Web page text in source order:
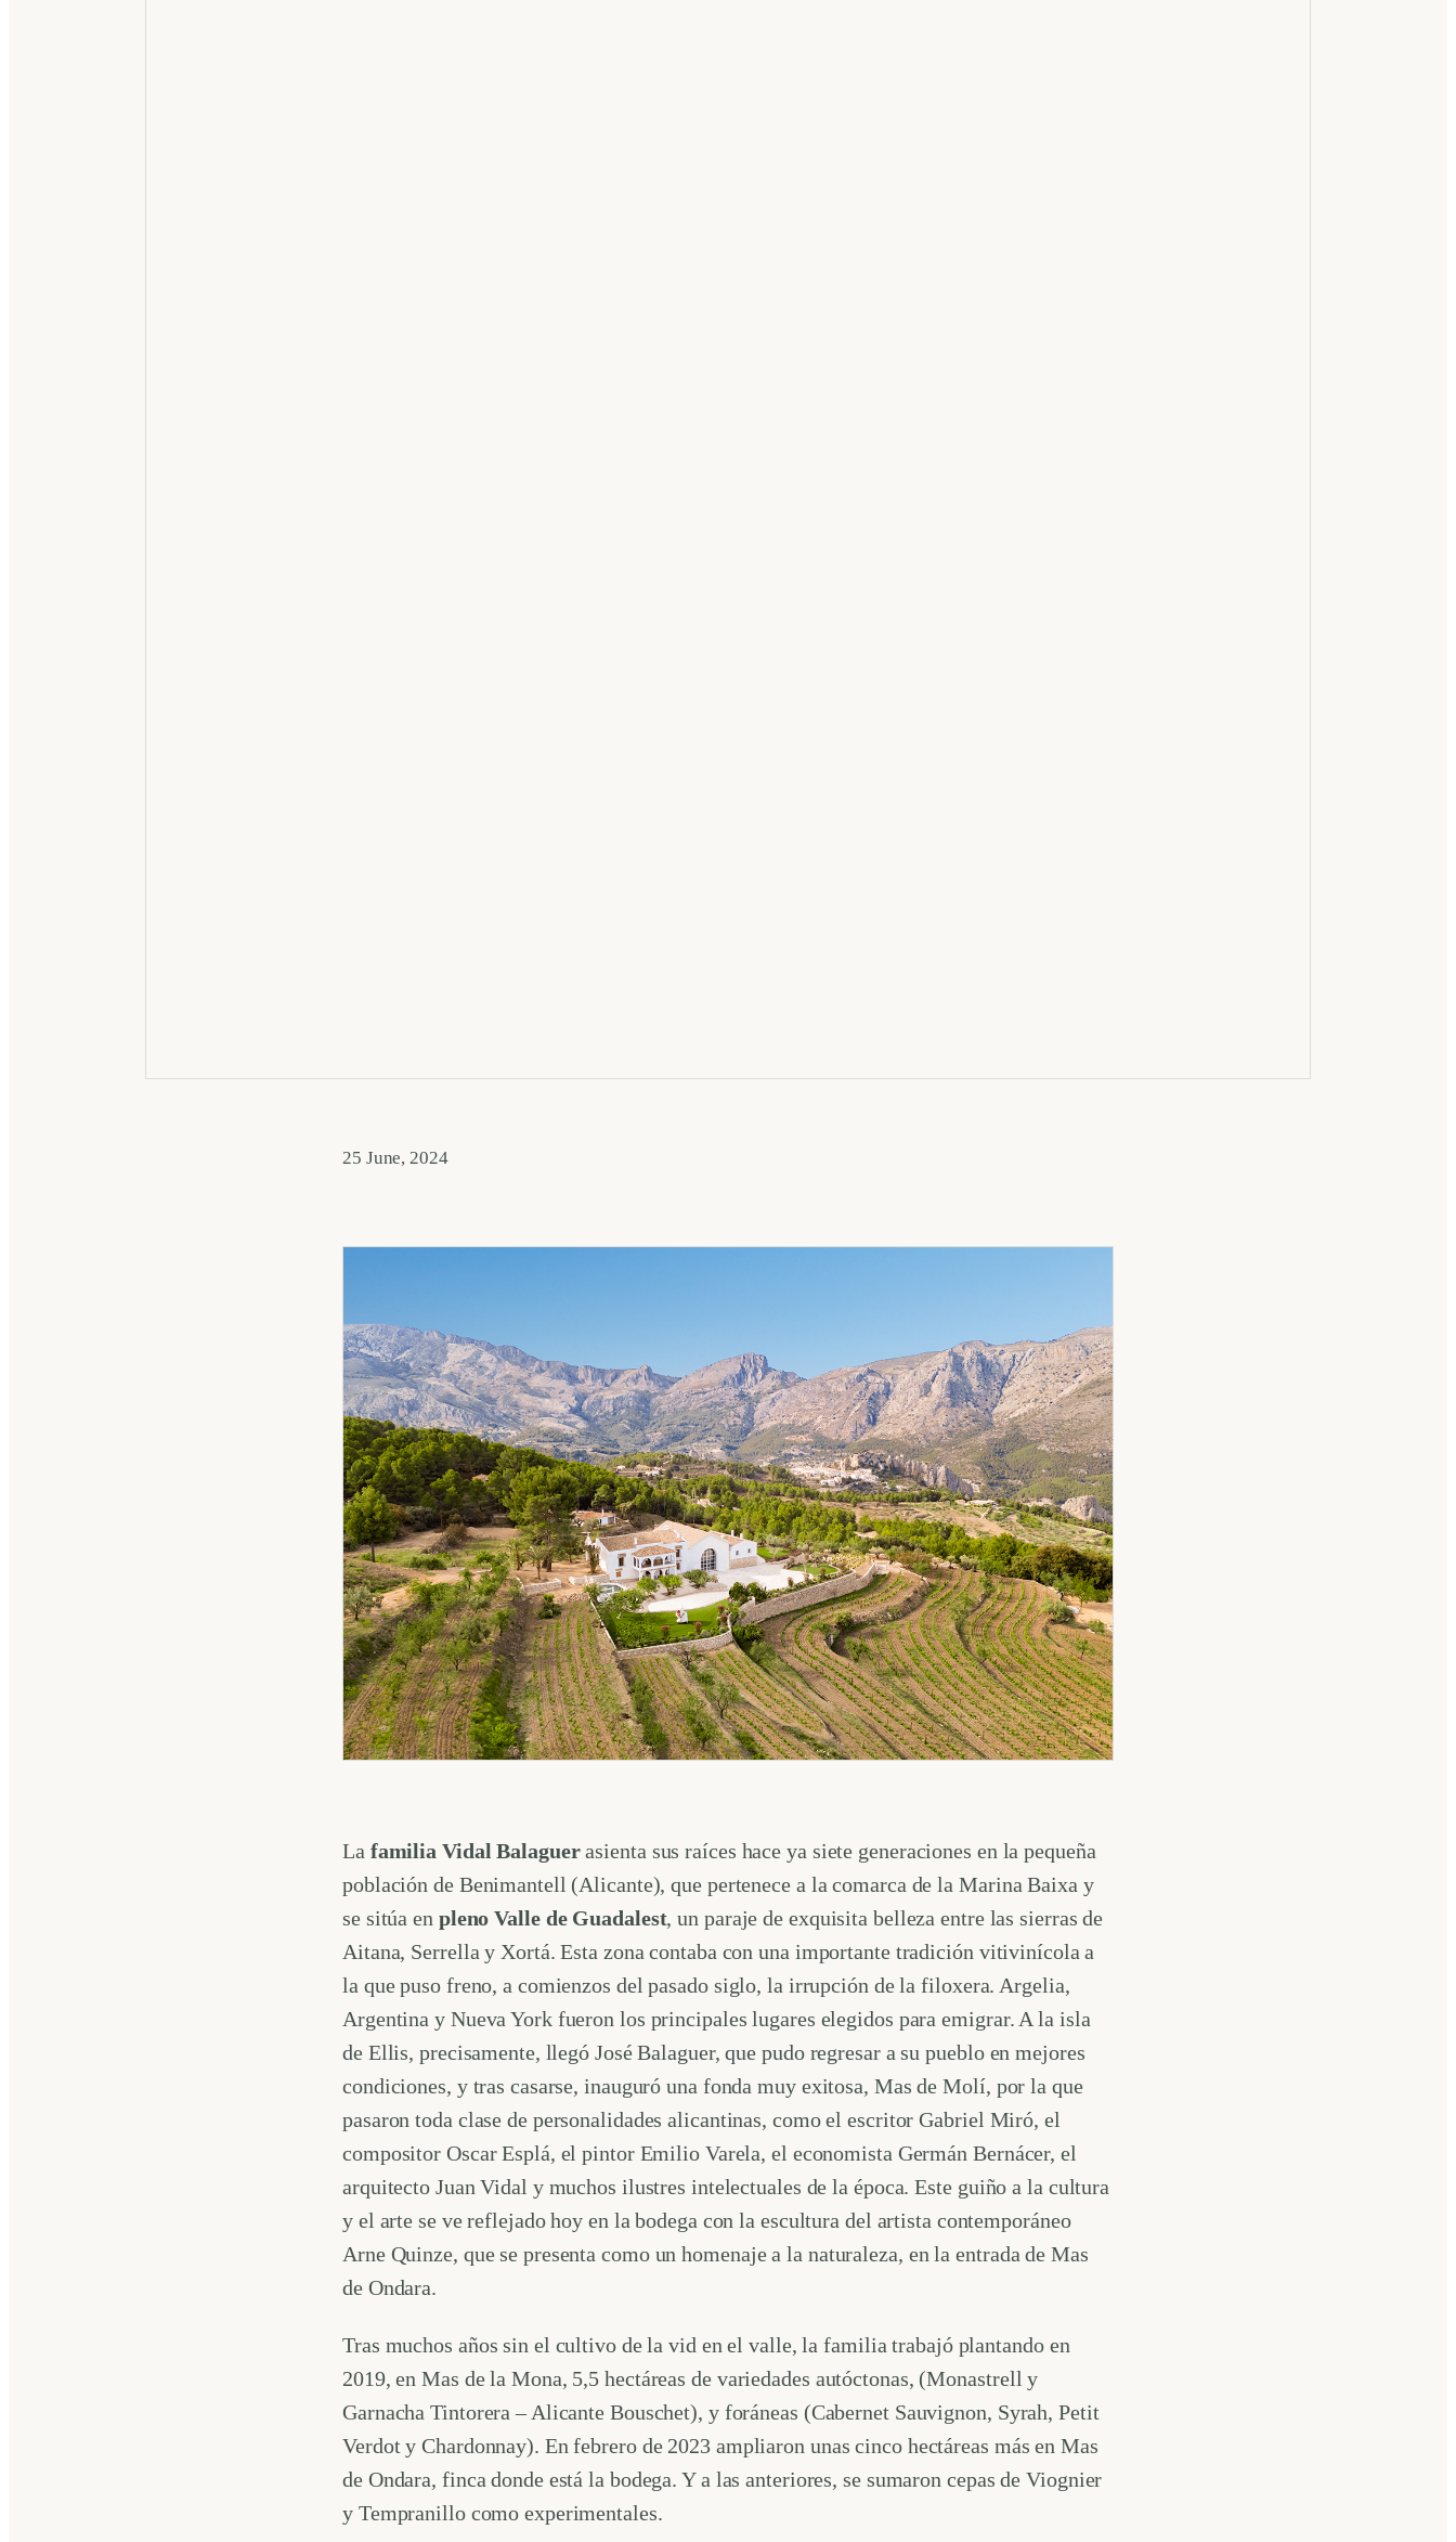
25 June, 2024
La familia Vidal Balaguerasienta sus raíces hace ya siete generaciones en la pequeña
población de Benimantell (Alicante), que pertenece a la comarca de la Marina Baixa y
se sitúa en pleno Valle de Guadalest, un paraje de exquisita belleza entre las sierras de
Aitana, Serrella y Xortá. Esta zona contaba con una importante tradición vitivinícola a
la que puso freno, a comienzos del pasado siglo, la irrupción de la filoxera. Argelia,
Argentina y Nueva York fueron los principales lugares elegidos para emigrar. A la isla
de Ellis, precisamente, llegó José Balaguer, que pudo regresar a su pueblo en mejores
condiciones, y tras casarse, inauguró una fonda muy exitosa, Mas de Molí, por la que
pasaron toda clase de personalidades alicantinas, como el escritor Gabriel Miró, el
compositor Oscar Esplá, el pintor Emilio Varela, el economista Germán Bernácer, el
arquitecto Juan Vidal y muchos ilustres intelectuales de la época. Este guiño a la cultura
y el arte se ve reflejado hoy en la bodega con la escultura del artista contemporáneo
Arne Quinze, que se presenta como un homenaje a la naturaleza, en la entrada de Mas
de Ondara.
Tras muchos años sin el cultivo de la vid en el valle, la familia trabajó plantando en
2019, en Mas de la Mona, 5,5 hectáreas de variedades autóctonas, (Monastrell y
Garnacha Tintorera – Alicante Bouschet), y foráneas (Cabernet Sauvignon, Syrah, Petit
Verdot y Chardonnay). En febrero de 2023 ampliaron unas cinco hectáreas más en Mas
de Ondara, finca donde está la bodega. Y a las anteriores, se sumaron cepas de Viognier
y Tempranillo como experimentales.